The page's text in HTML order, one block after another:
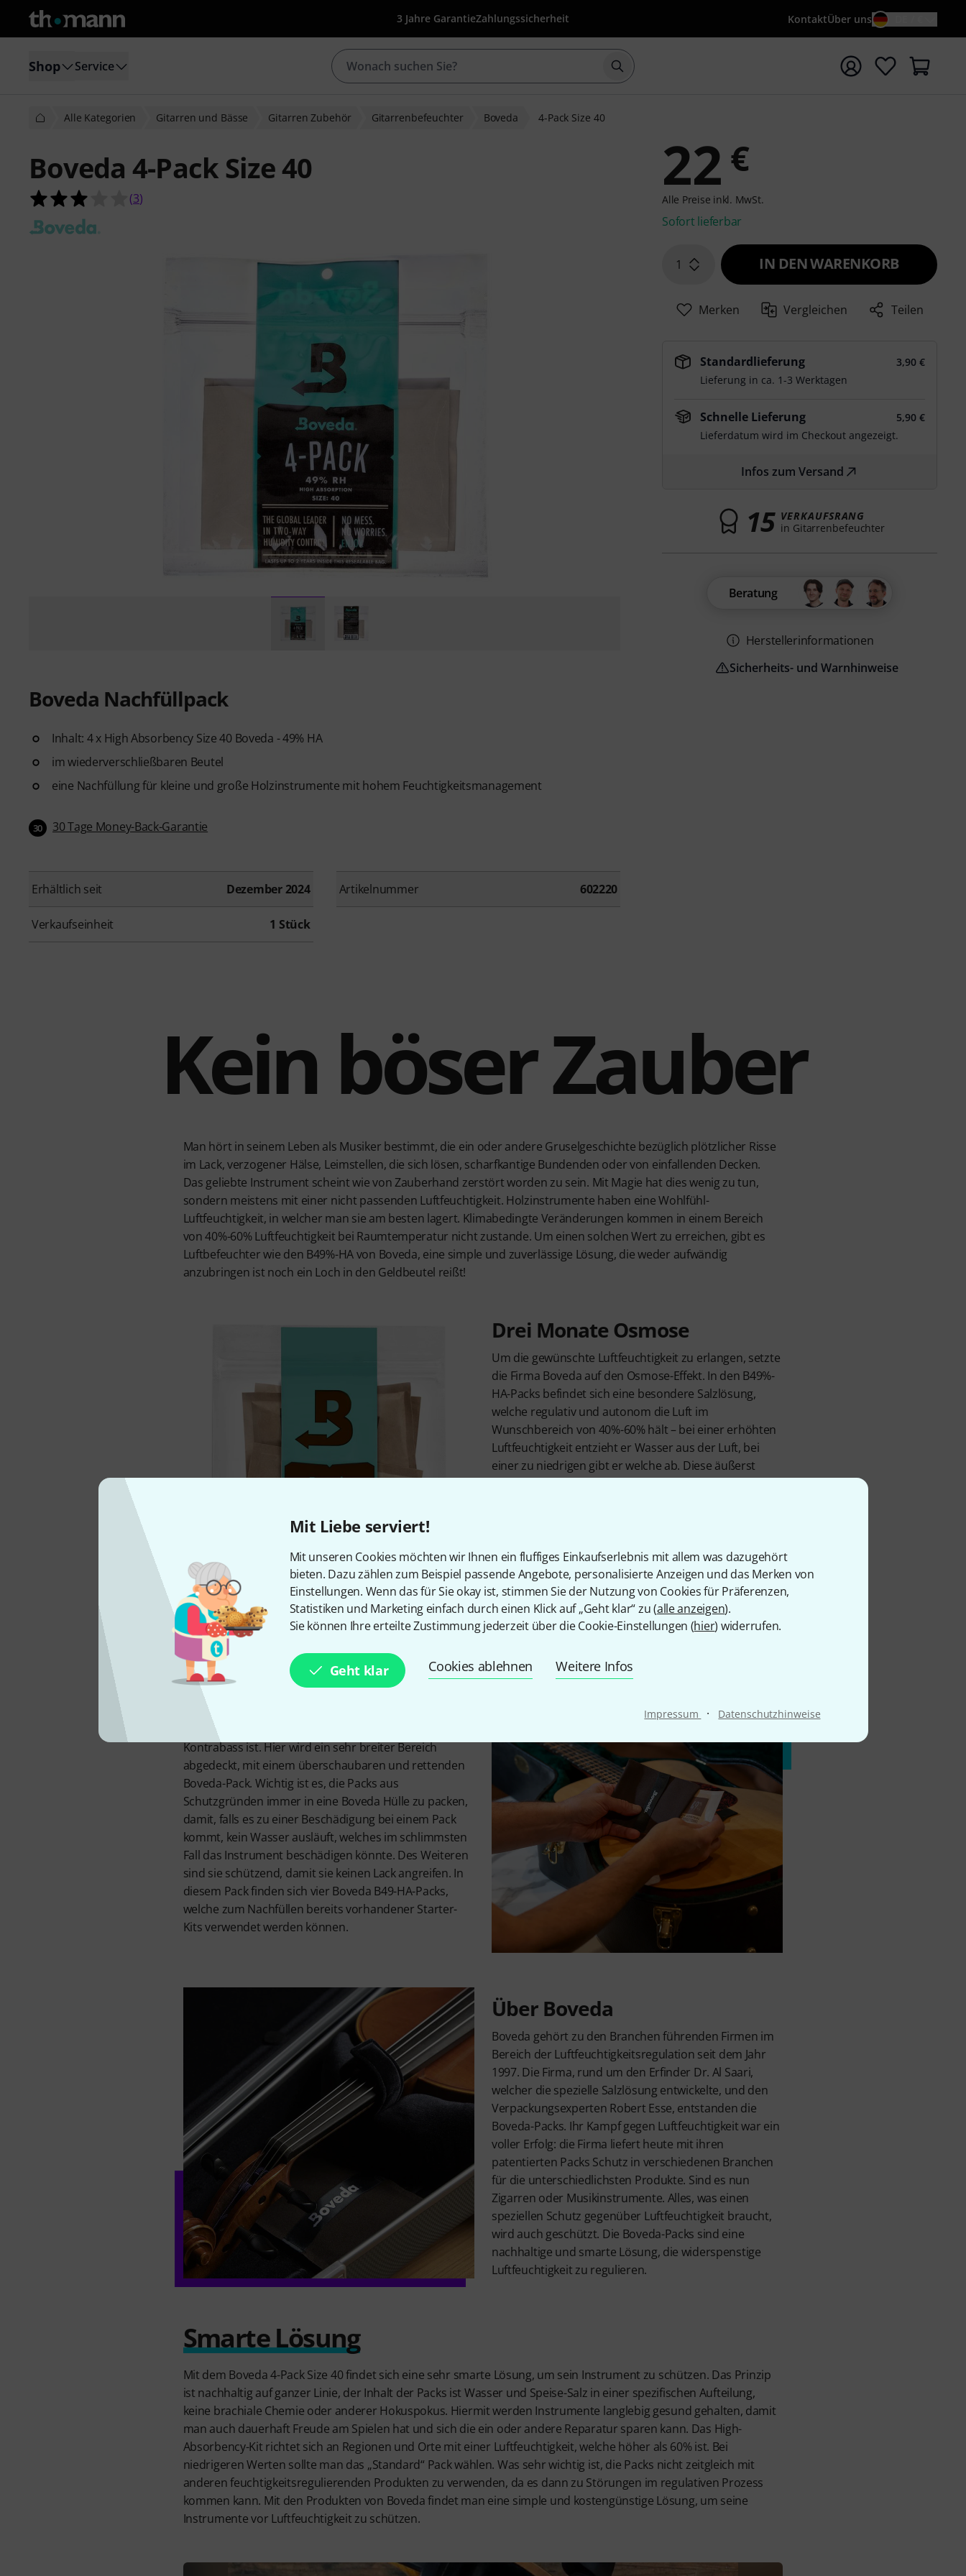
Mit Liebe serviert!
Mit unseren Cookies möchten wir Ihnen ein fluffiges Einkaufserlebnis mit allem was dazugehört
bieten. Dazu zählen zum Beispiel passende Angebote, personalisierte Anzeigen und das Merken von
Einstellungen. Wenn das für Sie okay ist, stimmen Sie der Nutzung von Cookies für Präferenzen,
Statistiken und Marketing einfach durch einen Klick auf „Geht klar“ zu (alle anzeigen).
Sie können Ihre erteilte Zustimmung jederzeit über die Cookie-Einstellungen (hier) widerrufen.
Geht klar Cookies ablehnen Weitere Infos
Impressum · Datenschutzhinweise
3 Jahre GarantieZahlungssicherheit KontaktÜber uns
Shop Service Suche mit Suchwort {searchTerm} starten
Alle Kategorien Gitarren und Bässe Gitarren Zubehör Gitarrenbefeuchter Boveda 4-Pack Size 40
Boveda 4-Pack Size 40
3.0 von 5 Sternen aus 3 Kundenbewertungen
(3)
Boveda Nachfüllpack
Inhalt: 4 x High Absorbency Size 40 Boveda - 49% HA
im wiederverschließbaren Beutel
eine Nachfüllung für kleine und große Holzinstrumente mit hohem Feuchtigkeitsmanagement
30 30 Tage Money-Back-Garantie
Erhältlich seit Dezember 2024 Artikelnummer 602220
Verkaufseinheit 1 Stück
22 €
Alle Preise inkl. MwSt.
Sofort lieferbar
1 IN DEN WARENKORB
Merken Vergleichen Teilen
Standardlieferung
3,90 €
Lieferung in ca. 1-3 Werktagen
Schnelle Lieferung
5,90 €
Lieferdatum wird im Checkout angezeigt.
Infos zum Versand
15 VERKAUFSRANG
in Gitarrenbefeuchter
Beratung
Herstellerinformationen
Sicherheits- und Warnhinweise
Kein böser Zauber
Man hört in seinem Leben als Musiker bestimmt, die ein oder andere Gruselgeschichte bezüglich plötzlicher Risse
im Lack, verzogener Hälse, Leimstellen, die sich lösen, scharfkantige Bundenden oder von einfallenden Decken.
Das geliebte Instrument scheint wie von Zauberhand zerstört worden zu sein. Mit Magie hat dies wenig zu tun,
sondern meistens mit einer nicht passenden Luftfeuchtigkeit. Holzinstrumente haben eine Wohlfühl-
Luftfeuchtigkeit, in welcher man sie am besten lagert. Klimabedingte Veränderungen kommen in einem Bereich
von 40%-60% Luftfeuchtigkeit bei Raumtemperatur nicht zustande. Um einen solchen Wert zu erreichen, gibt es
Luftbefeuchter wie den B49%-HA von Boveda, eine simple und zuverlässige Lösung, die weder aufwändig
anzubringen ist noch ein Loch in den Geldbeutel reißt!
Drei Monate Osmose
Um die gewünschte Luftfeuchtigkeit zu erlangen, setzte
die Firma Boveda auf den Osmose-Effekt. In den B49%-
HA-Packs befindet sich eine besondere Salzlösung,
welche regulativ und autonom die Luft im
Wunschbereich von 40%-60% hält – bei einer erhöhten
Luftfeuchtigkeit entzieht er Wasser aus der Luft, bei
einer zu niedrigen gibt er welche ab. Diese äußerst
simple Anwendung ermöglicht eine unkomplizierte
Pack für drei Monate sicher – danach einfach wechseln!
Egal, welche Witterung, ob trockene Heizungsluft oder
heiße Sommer, die Instrumente werden damit konstant
gelagert.
Retter für Instrumente
Das Boveda 4-Pack Size 40 ist für alle Instrumente aus
Holz geeignet, egal ob es nun eine Ukulele oder ein
Kontrabass ist. Hier wird ein sehr breiter Bereich
abgedeckt, mit einem überschaubaren und rettenden
Boveda-Pack. Wichtig ist es, die Packs aus
Schutzgründen immer in eine Boveda Hülle zu packen,
damit, falls es zu einer Beschädigung bei einem Pack
kommt, kein Wasser ausläuft, welches im schlimmsten
Fall das Instrument beschädigen könnte. Des Weiteren
sind sie schützend, damit sie keinen Lack angreifen. In
diesem Pack finden sich vier Boveda B49-HA-Packs,
welche zum Nachfüllen bereits vorhandener Starter-
Kits verwendet werden können.
Über Boveda
Boveda gehört zu den Branchen führenden Firmen im
Bereich der Luftfeuchtigkeitsregulation seit dem Jahr
1997. Die Firma, rund um den Erfinder Dr. Al Saari,
welcher die spezielle Salzlösung entwickelte, und den
Verpackungsexperten Robert Esse, entstanden die
Boveda-Packs. Ihr Kampf gegen Luftfeuchtigkeit war ein
voller Erfolg: die Firma liefert heute mit ihren
patentierten Packs Schutz in verschiedenen Branchen
für die unterschiedlichsten Produkte. Sind es nun
Zigarren oder Musikinstrumente. Alles, was einen
speziellen Schutz gegenüber Luftfeuchtigkeit braucht,
wird auch geschützt. Die Boveda-Packs sind eine
nachhaltige und smarte Lösung, die widerspenstige
Luftfeuchtigkeit zu regulieren.
Smarte Lösung
Mit dem Boveda 4-Pack Size 40 findet sich eine sehr smarte Lösung, um sein Instrument zu schützen. Das Prinzip
ist nachhaltig auf ganzer Linie, der Inhalt der Packs ist Wasser und Speise-Salz in einer spezifischen Aufteilung,
keine brachiale Chemie oder anderer Hokuspokus. Hiermit werden Instrumente langlebig gesund gehalten, damit
man auch dauerhaft Freude am Spielen hat und sich die ein oder andere Reparatur sparen kann. Das High-
Absorbency-Kit richtet sich an Regionen und Orte mit einer Luftfeuchtigkeit, welche höher als 60% ist. Bei
niedrigeren Werten sollte man das „Standard“ Pack wählen. Was sehr wichtig ist, die Packs nicht zeitgleich mit
anderen feuchtigkeitsregulierenden Produkten zu verwenden, da es dann zu Störungen im regulativen Prozess
kommen kann. Mit den Produkten von Boveda findet man eine simple und kostengünstige Lösung, um seine
Instrumente vor Luftfeuchtigkeit zu schützen.